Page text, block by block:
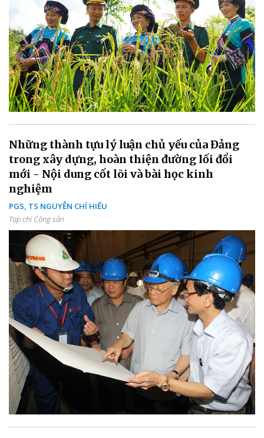
Những thành tựu lý luận chủ yếu của Đảng
trong xây dựng, hoàn thiện đường lối đổi
mới - Nội dung cốt lõi và bài học kinh
nghiệm
PGS, TS NGUYỄN CHÍ HIẾU
Tạp chí Cộng sản